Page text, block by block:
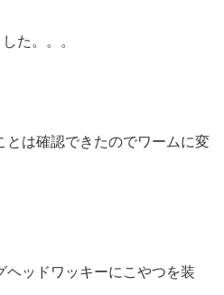
た。。。
とは確認できたのでワームに変
ヘッドワッキーにこやつを装